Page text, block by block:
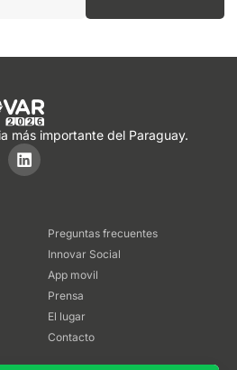
más importante del Paraguay.
Preguntas frecuentes
Innovar Social
App movil
Prensa
El lugar
Contacto